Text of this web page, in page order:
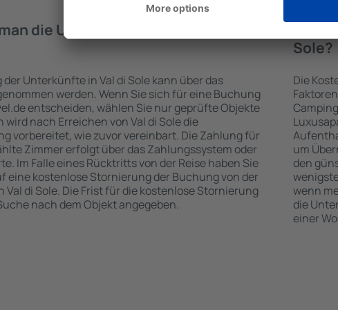
die Unterkünfte in Val di Sole
der Unterkünfte in Val di Sole kann über das
werden. Wenn Sie sich für eine Buchung
entscheiden, wählen Sie nur geprüfte Objekte
wird nach Erreichen von Val di Sole die
vorbereitet, wie zuvor vereinbart. Die Zahlung für
Zimmer erfolgt über das Zahlungssystem oder
Im Falle eines Rücktritts von der Reise haben Sie
eine kostenlose Stornierung der Buchung von der
di Sole. Die Frist für die kostenlose Stornierung
nach dem Objekt angegeben.
Wie
Sole?
Die
um
den
wenn
die
einer